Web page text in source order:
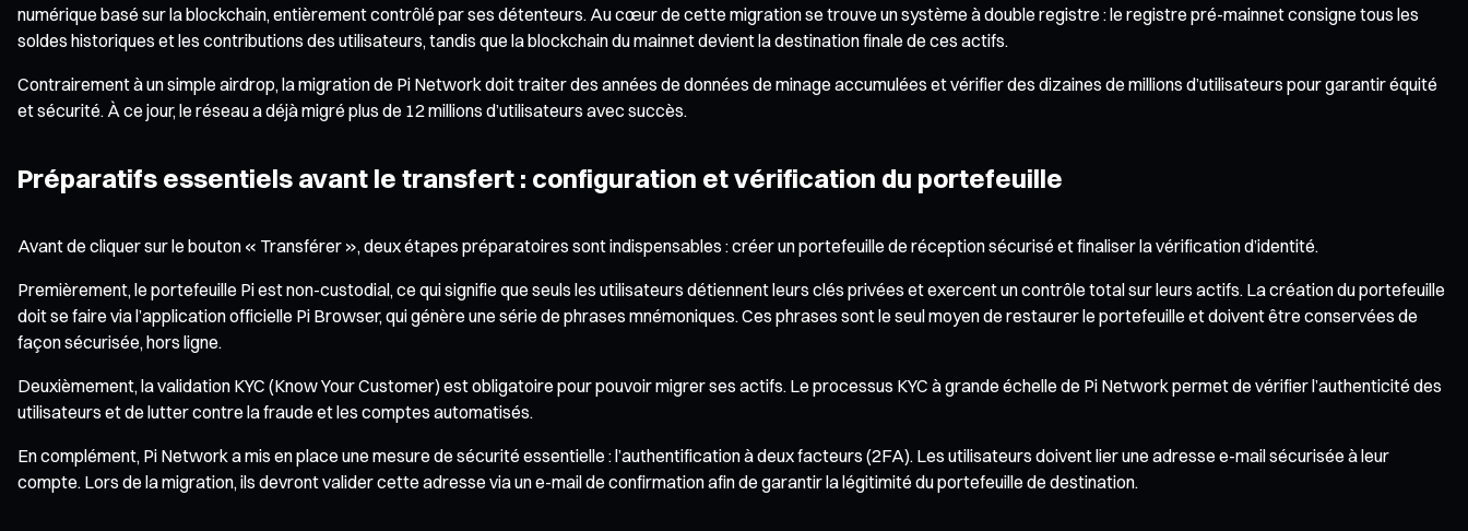
numérique basé sur la blockchain, entièrement contrôlé par ses détenteurs. Au cœur de cette migration se trouve un système à double registre : le registre pré-mainnet consigne tous les
soldes historiques et les contributions des utilisateurs, tandis que la blockchain du mainnet devient la destination finale de ces actifs.
Contrairement à un simple airdrop, la migration de Pi Network doit traiter des années de données de minage accumulées et vérifier des dizaines de millions d’utilisateurs pour garantir équité
et sécurité. À ce jour, le réseau a déjà migré plus de 12 millions d’utilisateurs avec succès.
Préparatifs essentiels avant le transfert : configuration et vérification du portefeuille
Avant de cliquer sur le bouton « Transférer », deux étapes préparatoires sont indispensables : créer un portefeuille de réception sécurisé et finaliser la vérification d’identité.
Premièrement, le portefeuille Pi est non-custodial, ce qui signifie que seuls les utilisateurs détiennent leurs clés privées et exercent un contrôle total sur leurs actifs. La création du portefeuille
doit se faire via l’application officielle Pi Browser, qui génère une série de phrases mnémoniques. Ces phrases sont le seul moyen de restaurer le portefeuille et doivent être conservées de
façon sécurisée, hors ligne.
Deuxièmement, la validation KYC (Know Your Customer) est obligatoire pour pouvoir migrer ses actifs. Le processus KYC à grande échelle de Pi Network permet de vérifier l’authenticité des
utilisateurs et de lutter contre la fraude et les comptes automatisés.
En complément, Pi Network a mis en place une mesure de sécurité essentielle : l’authentification à deux facteurs (2FA). Les utilisateurs doivent lier une adresse e-mail sécurisée à leur
compte. Lors de la migration, ils devront valider cette adresse via un e-mail de confirmation afin de garantir la légitimité du portefeuille de destination.